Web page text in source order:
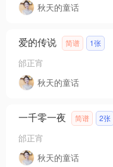
秋天的童话
爱的传说 简谱 1张
邰正宵
秋天的童话
一千零一夜 简谱 2张
邰正宵
秋天的童话